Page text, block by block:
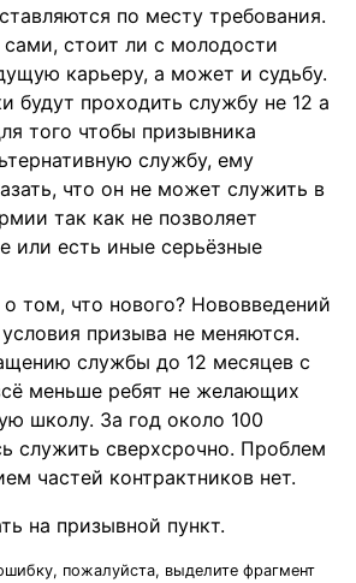
по месту требования.
стоит ли с молодости
карьеру, а может и судьбу.
будут проходить службу не 12 а
того чтобы призывника
службу, ему
что он не может служить в
так как не позволяет
или есть иные серьёзные
том, что нового? Нововведений
призыва не меняются.
службы до 12 месяцев с
меньше ребят не желающих
школу. За год около 100
служить сверхсрочно. Проблем
частей контрактников нет.
на призывной пункт.
пожалуйста, выделите фрагмент